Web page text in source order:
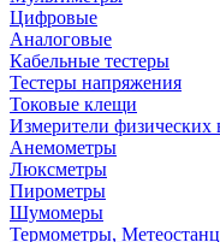
Цифровые
Аналоговые
Кабельные тестеры
Тестеры напряжения
Токовые клещи
Измерители физических
Анемометры
Люксметры
Пирометры
Шумомеры
Термометры,